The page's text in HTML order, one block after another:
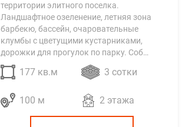
территории элитного поселка.
Ландшафтное озеленение, летняя зона
барбекю, бассейн, очаровательные
клумбы с цветущими кустарниками,
дорожки для прогулок по парку. Соб…
177 кв.м 3 сотки
100 м 2 этажа